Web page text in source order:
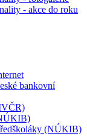
- akce do roku
bankovní
(NÚKIB)